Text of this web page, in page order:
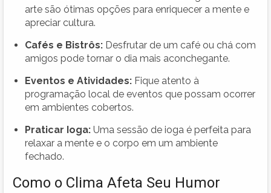
arte são ótimas opções para enriquecer a mente e
apreciar cultura.
Cafés e Bistrôs: Desfrutar de um café ou chá com
amigos pode tornar o dia mais aconchegante.
Eventos e Atividades: Fique atento à
programação local de eventos que possam ocorrer
em ambientes cobertos.
Praticar Ioga: Uma sessão de ioga é perfeita para
relaxar a mente e o corpo em um ambiente
fechado.
Como o Clima Afeta Seu Humor